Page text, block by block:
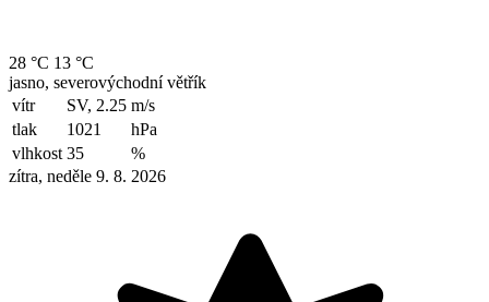
28 °C 13 °C
jasno, severovýchodní větřík
vítr
SV, 2.25 m/s
tlak
1021
hPa
vlhkost 35
%
zítra, neděle 9. 8. 2026